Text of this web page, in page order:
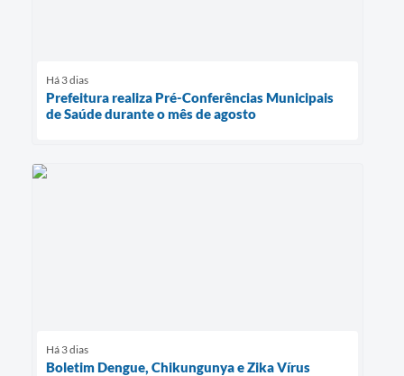
Há 3 dias
Prefeitura realiza Pré-Conferências Municipais
de Saúde durante o mês de agosto
Há 3 dias
Boletim Dengue, Chikungunya e Zika Vírus